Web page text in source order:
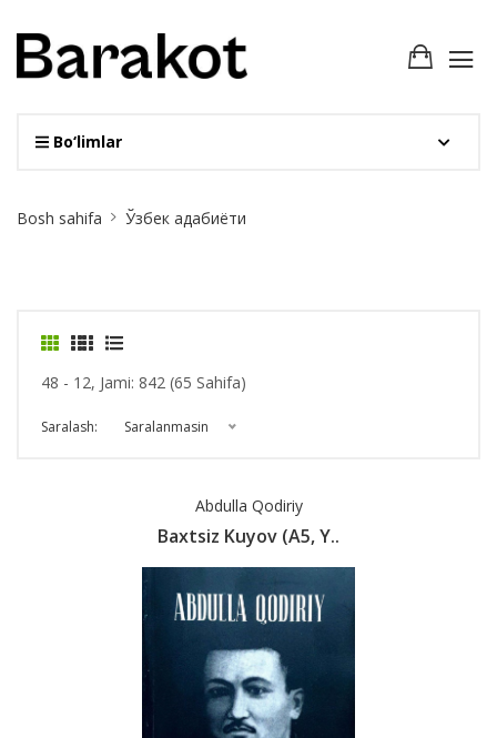
Bo‘limlar
Breadcrumb
Bosh sahifa Ўзбек адабиёти
48 - 12, Jami: 842 (65 Sahifa)
Saralash: Saralanmasin
Abdulla Qodiriy
Baxtsiz Kuyov (А5, Y..